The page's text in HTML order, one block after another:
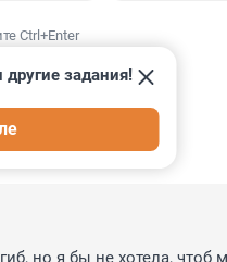
Ctrl+Enter
задания!
но я бы не хотела, чтоб